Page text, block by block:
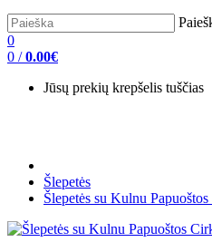
0
0 / 0.00€
Jūsų prekių krepšelis tuščias
Šlepetės
Šlepetės su Kulnu